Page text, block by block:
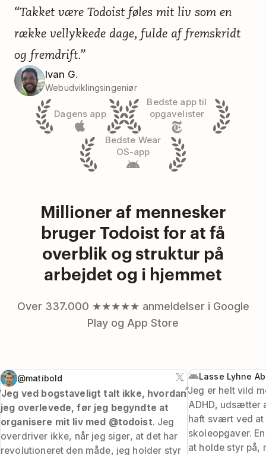
“Takket være Todoist føles mit liv som en
række vellykkede dage, fulde af fremskridt
og fremdrift.”
Ivan G.
Webudviklingsingeniør
Dagens app
Bedste app til
opgavelister
Bedste Wear
OS-app
Millioner af mennesker
bruger Todoist for at få
overblik og struktur på
arbejdet og i hjemmet
Over 337.000 ★★★★★ anmeldelser i Google
Play og App Store
@matibold
Jeg ved bogstaveligt talt ikke, hvordan
jeg overlevede, før jeg begyndte at
organisere mit liv med @todoist. Jeg
overdriver ikke, når jeg siger, at det har
revolutioneret den måde, jeg holder styr
Lasse Lyhne
“Jeg er helt vild
ADHD, udsætter
haft svært ved at
skoleopgaver.
at holde styr på,